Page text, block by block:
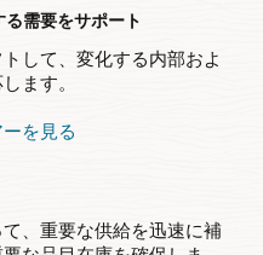
と見越し額を完全に可視
は取引からのインバウンド
管理します。有給休暇と取
監査します。
細
需要をサポート
して、変化する内部およ
ます。
を見る
、重要な供給を迅速に補